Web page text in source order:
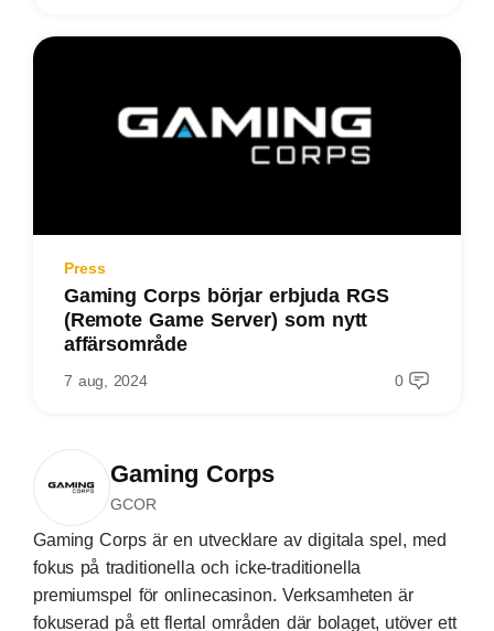
Press
Gaming Corps börjar erbjuda RGS
(Remote Game Server) som nytt
affärsområde
7 aug, 2024 0
Gaming Corps
GCOR
Gaming Corps är en utvecklare av digitala spel, med
fokus på traditionella och icke-traditionella
premiumspel för onlinecasinon. Verksamheten är
fokuserad på ett flertal områden där bolaget, utöver ett